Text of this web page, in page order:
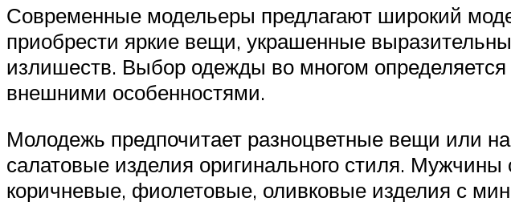
Современные модельеры предлагают широкий
приобрести яркие вещи, украшенные
излишеств. Выбор одежды во многом
внешними особенностями.
Молодежь предпочитает разноцветные вещи или
салатовые изделия оригинального стиля.
коричневые, фиолетовые, оливковые изделия с